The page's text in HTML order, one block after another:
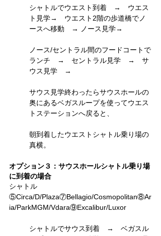
シャトルでウエスト到着　→　ウエス
ト見学→　ウエスト2階の歩道橋でノ
ースへ移動　→ ノース見学→
ノース/セントラル間のフードコートで
ランチ　→　セントラル見学　→　サ
ウス見学　→
サウス見学終わったらサウスホールの
奥にあるベガスループを使ってウエス
トステーションへ戻ると、
朝到着したウエストシャトル乗り場の
真横。
オプション３：サウスホールシャトル乗り場
に到着の場合
シャトル
⑤Circa/D/Plaza⑦Bellagio/Cosmopolitan⑧Ar
ia/ParkMGM/Vdara⑨Excalibur/Luxor
シャトルでサウス到着　→　ベガスル